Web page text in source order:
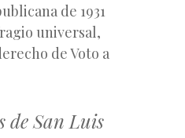
de 1931
universal,
de Voto a
de San Luis